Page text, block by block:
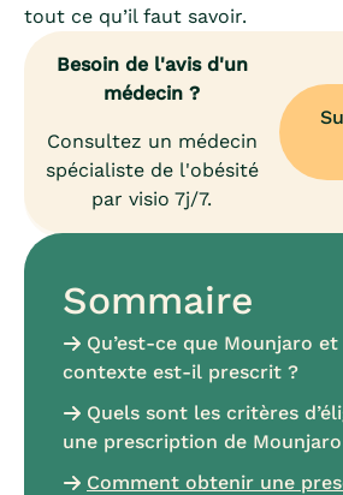
tout ce qu’il faut savoir.
Besoin de l'avis d'un
médecin ?
Consultez un médecin
spécialiste de l'obésité
par visio 7j/7.
Sommaire
Qu’est-ce que Mounjaro
contexte est-il prescrit ?
Quels sont les critères
une prescription de
Comment obtenir une